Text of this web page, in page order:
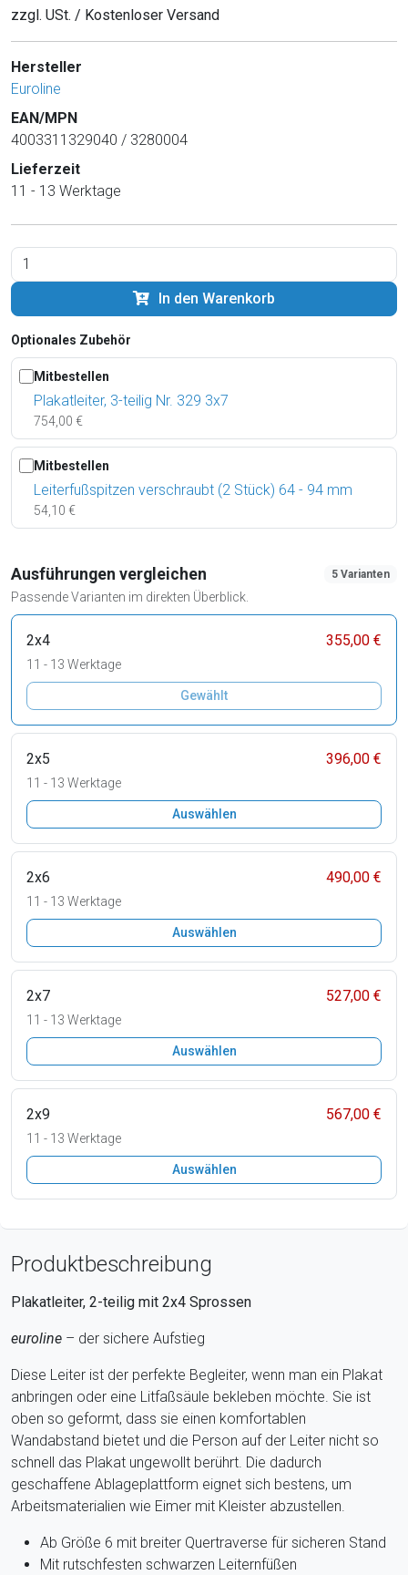
zzgl. USt. / Kostenloser Versand
Hersteller
Euroline
EAN/MPN
4003311329040 / 3280004
Lieferzeit
11 - 13 Werktage
In den Warenkorb
Optionales Zubehör
Mitbestellen
Plakatleiter, 3-teilig Nr. 329 3x7
754,00 €
Mitbestellen
Leiterfußspitzen verschraubt (2 Stück) 64 - 94 mm
54,10 €
Ausführungen vergleichen
Passende Varianten im direkten Überblick.
5 Varianten
2x4 355,00 €
11 - 13 Werktage
Gewählt
2x5 396,00 €
11 - 13 Werktage
Auswählen
2x6 490,00 €
11 - 13 Werktage
Auswählen
2x7 527,00 €
11 - 13 Werktage
Auswählen
2x9 567,00 €
11 - 13 Werktage
Auswählen
Produktbeschreibung
Plakatleiter, 2-teilig mit 2x4 Sprossen
euroline – der sichere Aufstieg
Diese Leiter ist der perfekte Begleiter, wenn man ein Plakat
anbringen oder eine Litfaßsäule bekleben möchte. Sie ist
oben so geformt, dass sie einen komfortablen
Wandabstand bietet und die Person auf der Leiter nicht so
schnell das Plakat ungewollt berührt. Die dadurch
geschaffene Ablageplattform eignet sich bestens, um
Arbeitsmaterialien wie Eimer mit Kleister abzustellen.
Ab Größe 6 mit breiter Quertraverse für sicheren Stand
Mit rutschfesten schwarzen Leiternfüßen